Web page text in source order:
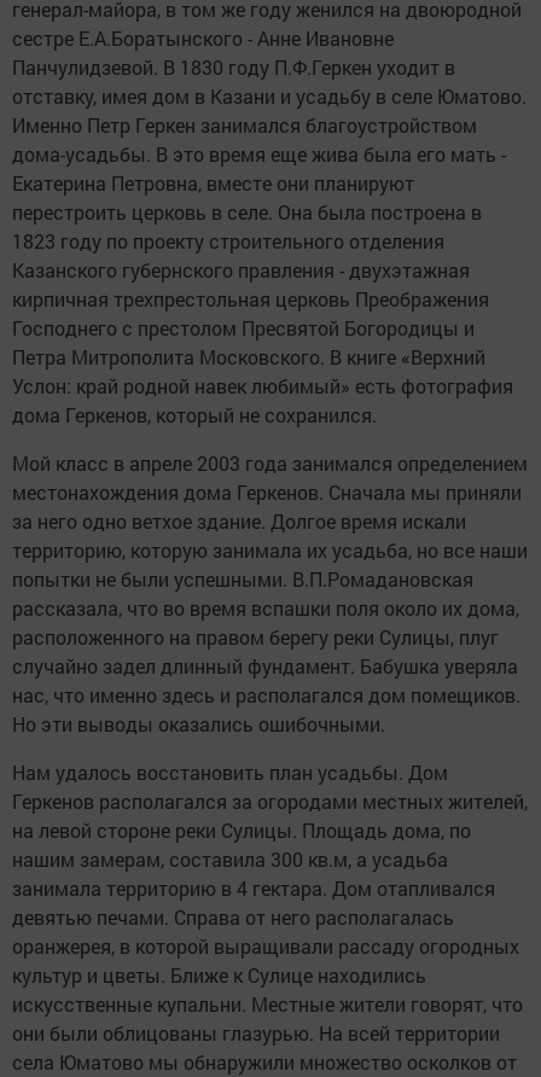
генерал-майора, в том же году женился на двоюродной
сестре Е.А.Боратынского - Анне Ивановне
Панчулидзевой. В 1830 году П.Ф.Геркен уходит в
отставку, имея дом в Казани и усадьбу в селе Юматово.
Именно Петр Геркен занимался благоустройством
дома-усадьбы. В это время еще жива была его мать -
Екатерина Петровна, вместе они планируют
перестроить церковь в селе. Она была построена в
1823 году по проекту строительного отделения
Казанского губернского правления - двухэтажная
кирпичная трехпрестольная церковь Преображения
Господнего с престолом Пресвятой Богородицы и
Петра Митрополита Московского. В книге «Верхний
Услон: край родной навек любимый» есть фотография
дома Геркенов, который не сохранился.
Мой класс в апреле 2003 года занимался определением
местонахождения дома Геркенов. Сначала мы приняли
за него одно ветхое здание. Долгое время искали
территорию, которую занимала их усадьба, но все наши
попытки не были успешными. В.П.Ромадановская
рассказала, что во время вспашки поля около их дома,
расположенного на правом берегу реки Сулицы, плуг
случайно задел длинный фундамент. Бабушка уверяла
нас, что именно здесь и располагался дом помещиков.
Но эти выводы оказались ошибочными.
Нам удалось восстановить план усадьбы. Дом
Геркенов располагался за огородами местных жителей,
на левой стороне реки Сулицы. Площадь дома, по
нашим замерам, составила 300 кв.м, а усадьба
занимала территорию в 4 гектара. Дом отапливался
девятью печами. Справа от него располагалась
оранжерея, в которой выращивали рассаду огородных
культур и цветы. Ближе к Сулице находились
искусственные купальни. Местные жители говорят, что
они были облицованы глазурью. На всей территории
села Юматово мы обнаружили множество осколков от